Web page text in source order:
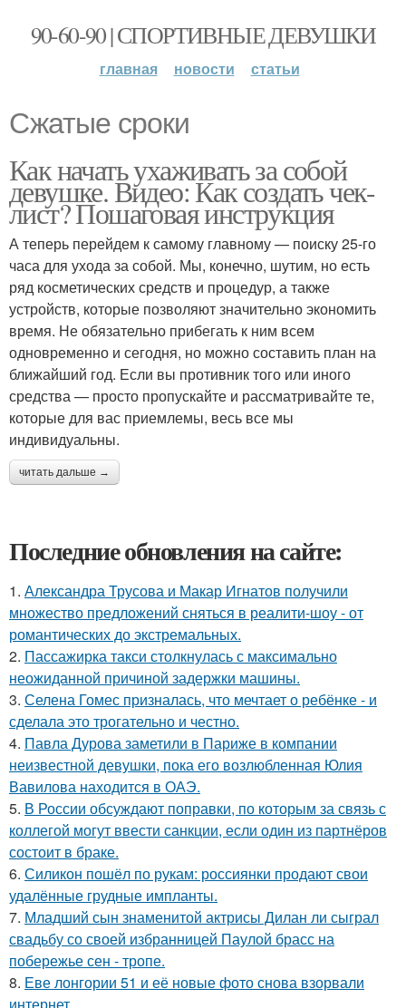
90-60-90 | СПОРТИВНЫЕ ДЕВУШКИ
главная новости статьи
Сжатые сроки
Как начать ухаживать за собой
девушке. Видео: Как создать чек-
лист? Пошаговая инструкция
А теперь перейдем к самому главному — поиску 25-го
часа для ухода за собой. Мы, конечно, шутим, но есть
ряд косметических средств и процедур, а также
устройств, которые позволяют значительно экономить
время. Не обязательно прибегать к ним всем
одновременно и сегодня, но можно составить план на
ближайший год. Если вы противник того или иного
средства — просто пропускайте и рассматривайте те,
которые для вас приемлемы, весь все мы
индивидуальны.
читать дальше →
Последние обновления на сайте:
1. Александра Трусова и Макар Игнатов получили
множество предложений сняться в реалити-шоу - от
романтических до экстремальных.
2. Пассажирка такси столкнулась с максимально
неожиданной причиной задержки машины.
3. Селена Гомес призналась, что мечтает о ребёнке - и
сделала это трогательно и честно.
4. Павла Дурова заметили в Париже в компании
неизвестной девушки, пока его возлюбленная Юлия
Вавилова находится в ОАЭ.
5. В России обсуждают поправки, по которым за связь с
коллегой могут ввести санкции, если один из партнёров
состоит в браке.
6. Силикон пошёл по рукам: россиянки продают свои
удалённые грудные импланты.
7. Младший сын знаменитой актрисы Дилан ли сыграл
свадьбу со своей избранницей Паулой брасс на
побережье сен - тропе.
8. Еве лонгории 51 и её новые фото снова взорвали